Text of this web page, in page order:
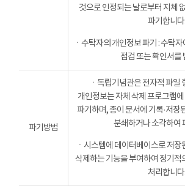
것으로 인정되는 날로부터 지체
파기합니다.
ㆍ수탁자의 개인정보 파기 : 수탁
점검 또는 확인서를
파기방법
ㆍ독립기념관은 전자적 파일
개인정보는 자체 삭제 프로그램
파기하며, 종이 문서에 기록·저장
분쇄하거나 소각하여
ㆍ시스템에 데이터베이스로 저
삭제하는 기능을 부여하여 정기적
처리합니다.